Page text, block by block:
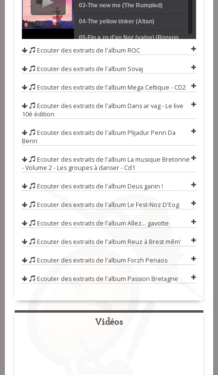
Vincent) (Forzh Penaos)
03-The new me (The Rumpled)
04-The yellow tinker (Altan)
05-Fin a zo d'an Noz (valse) (Rozenn
Talec et Yannig Noguet)
06-Etoile du nord (E.T.E)
07-Black is the colour (The
Greenings)
08-Roz (Madelyn Ann)
09-Father Kelly's (Ghillie's)
10-Le chat poisson (Cargo Winch)
11-Kanevedenn (Dame Angèle)
13-Black Agnès (Doon)
14-Diskar ar bed (Emezi)
18-Marv eo ma mestrez (Pêr Vari
Kervarec, Tony Dudognon et Eliaz
Le Bot)
19-Les amants isolés (Pelargos)
20-Il était une fois Nantes (La Lune
Ecouter des extraits de l'album ROC
Ecouter des extraits de l'album Sovaj
Ecouter des extraits de l'album Mega Celtique - CD2
Ecouter des extraits de l'album Dans ar vag - Le live
10è édition
Ecouter des extraits de l'album Plijadur Penn Da
Benn
Ecouter des extraits de l'album La musique Bretonne
- Volume 2 - Les groupes à danser - Cd1
Ecouter des extraits de l'album Deus ganin !
Ecouter des extraits de l'album Le Fest-Noz D'Eog
Ecouter des extraits de l'album Allez... gavotte
Ecouter des extraits de l'album Reuz à Brest mêm'
Ecouter des extraits de l'album Forzh Penaos
Ecouter des extraits de l'album Passion Bretagne
Vidéos